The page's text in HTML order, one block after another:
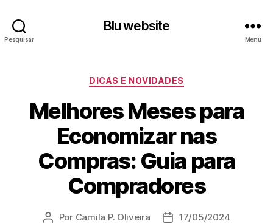
Pesquisar
Blu website
Menu
Categorias
DICAS E NOVIDADES
Melhores Meses para
Economizar nas
Compras: Guia para
Compradores
Autor
Por Camila P. Oliveira
Data17/05/2024